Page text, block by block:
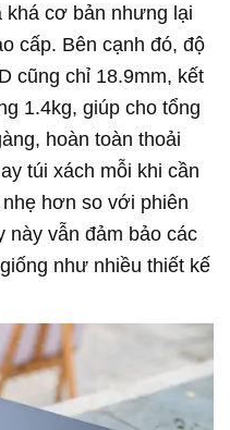
khá cơ bản nhưng lại
cấp. Bên cạnh đó, độ
cũng chỉ 18.9mm, kết
1.4kg, giúp cho tổng
hoàn toàn thoải
túi xách mỗi khi cần
hơn so với phiên
này vẫn đảm bảo các
như nhiều thiết kế